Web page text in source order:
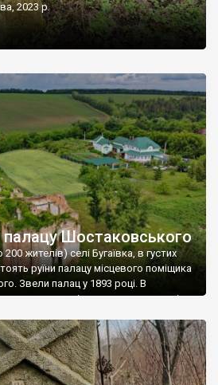
2023 р.
палацу Шостаковського
жителів) селі Бугаївка, в густих
руїни палацу місцевого поміщика
Звели палац у 1893 році. В
спочатку містилася школа, потім
туберкульозну лікарню. Коли із
– ми точно не […]